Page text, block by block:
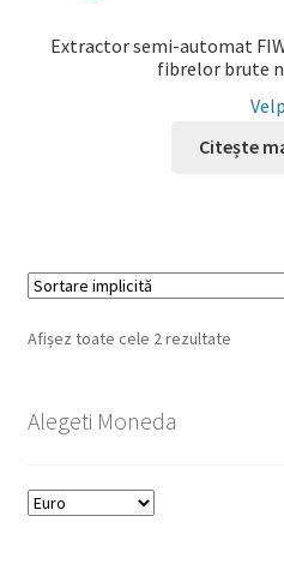
Extractor semi-automat
fibrelor brute
Velp
Citește
Afișez toate cele 2 rezultate
Alegeti Moneda